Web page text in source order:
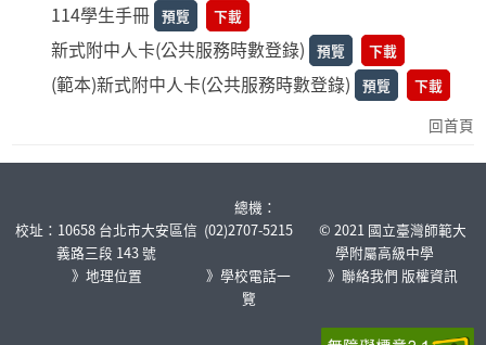
114學生手冊 預覽 下載
新式附中人卡(公共服務時數登錄) 預覽 下載
(範本)新式附中人卡(公共服務時數登錄) 預覽 下載
回首頁
校址：10658 台北市大安區信
義路三段 143 號
》地理位置
總機：
(02)2707-5215
》學校電話一
覽
© 2021 國立臺灣師範大
學附屬高級中學
》聯絡我們 版權資訊